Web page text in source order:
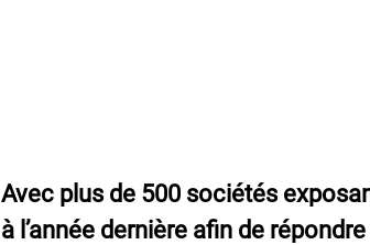
Avec plus de 500 sociétés
à l’année dernière afin de